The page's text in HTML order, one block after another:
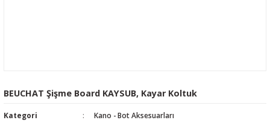
BEUCHAT Şişme Board KAYSUB, Kayar Koltuk
Kategori
Kano - Bot Aksesuarları